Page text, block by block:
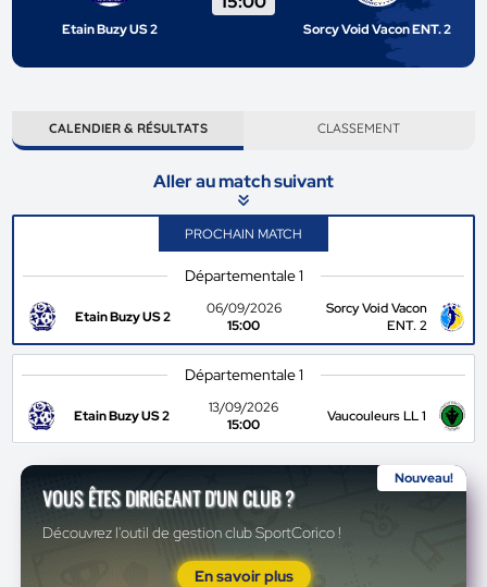
Etain Buzy US 2 Sorcy Void Vacon ENT. 2
CALENDIER & RÉSULTATS CLASSEMENT
Aller au match suivant
PROCHAIN MATCH
Départementale 1
Etain Buzy US 2
06/09/2026
15:00
Sorcy Void Vacon
ENT. 2
Départementale 1
Etain Buzy US 2
13/09/2026
15:00
Vaucouleurs LL 1
Nouveau!
VOUS ÊTES DIRIGEANT D'UN CLUB ?
Découvrez l'outil de gestion club SportCorico !
En savoir plus